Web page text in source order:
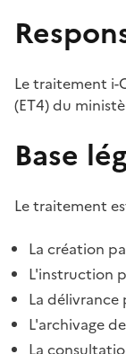
Le traitement i-
(ET4) du
Base
Le traitement
La création
L'instruction
La
L'archivage
La